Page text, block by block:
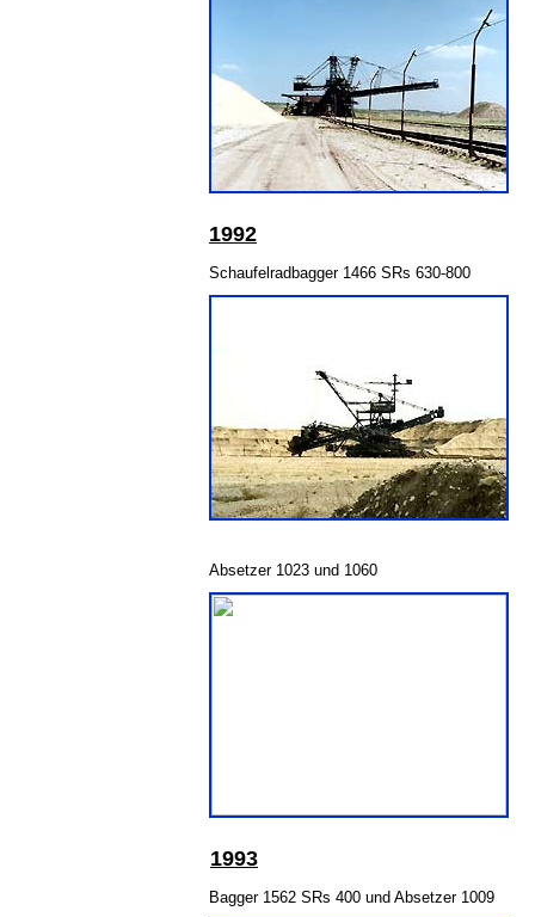
1992
Schaufelradbagger 1466 SRs 630-800
Absetzer 1023 und 1060
1993
Bagger 1562 SRs 400 und Absetzer 1009